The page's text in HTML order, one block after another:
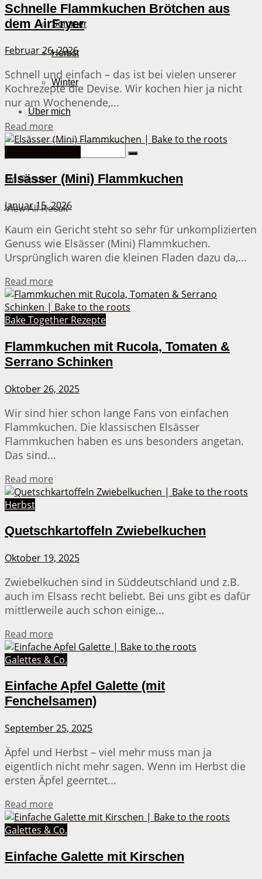
Sommer
Herbst
Winter
Über mich
No Result
View All Result
Schnelle Flammkuchen Brötchen aus
dem AirFryer
Februar 26, 2026
Schnell und einfach – das ist bei vielen unserer
Kochrezepte die Devise. Wir kochen hier ja nicht
nur am Wochenende,...
Read more
Elsässer (Mini) Flammkuchen
Januar 15, 2026
Kaum ein Gericht steht so sehr für unkomplizierten
Genuss wie Elsässer (Mini) Flammkuchen.
Ursprünglich waren die kleinen Fladen dazu da,...
Read more
Bake Together Rezepte
Flammkuchen mit Rucola, Tomaten &
Serrano Schinken
Oktober 26, 2025
Wir sind hier schon lange Fans von einfachen
Flammkuchen. Die klassischen Elsässer
Flammkuchen haben es uns besonders angetan.
Das sind...
Read more
Herbst
Quetschkartoffeln Zwiebelkuchen
Oktober 19, 2025
Zwiebelkuchen sind in Süddeutschland und z.B.
auch im Elsass recht beliebt. Bei uns gibt es dafür
mittlerweile auch schon einige...
Read more
Galettes & Co.
Einfache Apfel Galette (mit
Fenchelsamen)
September 25, 2025
Äpfel und Herbst – viel mehr muss man ja
eigentlich nicht mehr sagen. Wenn im Herbst die
ersten Äpfel geerntet...
Read more
Galettes & Co.
Einfache Galette mit Kirschen